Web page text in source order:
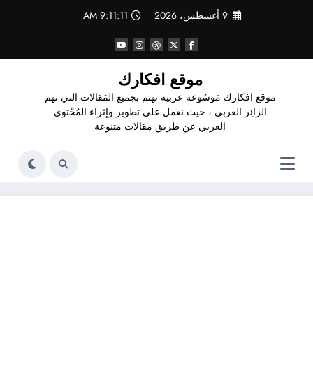
9 أغسطس، 2026 9:11:12 AM
موقع افكارك
موقع افكارك مَوسُوعة عربية تهتم بجميع المَقالات التي تهم
الزائِر العربي ، حيث نعمل على تطوير وإثراء المُحْتوى
العربي عن طريق مقالات متنوعة